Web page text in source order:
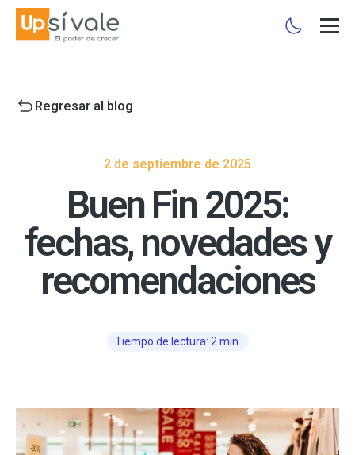
Regresar al blog
2 de septiembre de 2025
Buen Fin 2025:
fechas, novedades y
recomendaciones
Tiempo de lectura: 2 min.